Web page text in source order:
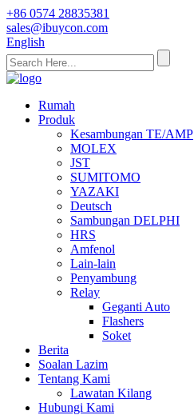
+86 0574 28835381
sales@ibuycon.com
English
Rumah
Produk
Kesambungan TE/AMP
MOLEX
JST
SUMITOMO
YAZAKI
Deutsch
Sambungan DELPHI
HRS
Amfenol
Lain-lain
Penyambung
Relay
Geganti Auto
Flashers
Soket
Berita
Soalan Lazim
Tentang Kami
Lawatan Kilang
Hubungi Kami